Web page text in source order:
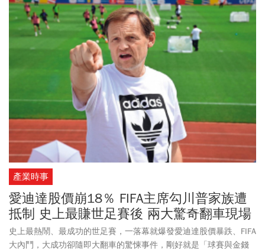
產業時事
愛迪達股價崩18％ FIFA主席勾川普家族遭
抵制 史上最賺世足賽後 兩大驚奇翻車現場
史上最熱鬧、最成功的世足賽，一落幕就爆發愛迪達股價暴跌、FIFA
大內鬥，大成功卻隨即大翻車的驚悚事件，剛好就是「球賽與金錢